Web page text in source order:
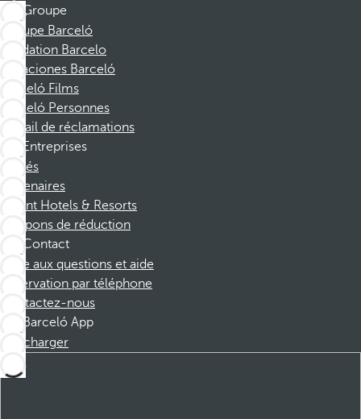
Groupe
Groupe Barceló
Fondation Barcelo
Vacaciones Barceló
Barceló Films
Barceló Personnes
Portail de réclamations
Entreprises
Affiliés
Partenaires
Dorint Hotels & Resorts
Coupons de réduction
Contact
Foire aux questions et aide
Réservation par téléphone
Contactez-nous
Barceló App
Télécharger